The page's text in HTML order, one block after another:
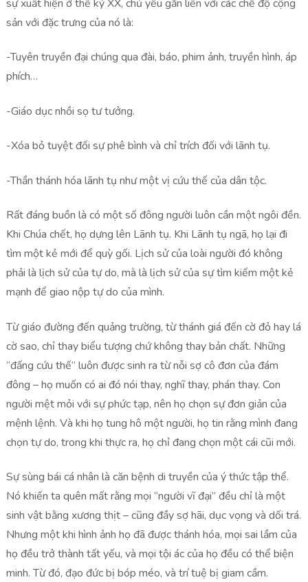
sự xuất hiện ở thế kỷ XX, chủ yếu gắn liền với các chế độ cộng
sản với đặc trưng của nó là:
-Tuyên truyền đại chúng qua đài, báo, phim ảnh, truyền hình, áp
phích…
-Giáo dục nhồi sọ tư tưởng.
-Xóa bỏ tuyệt đối sự phê bình và chỉ trích đối với lãnh tụ.
-Thần thánh hóa lãnh tụ như một vị cứu thế của dân tộc.
Rất đáng buồn là có một số đông người luôn cần một ngôi đền.
Khi Chúa chết, họ dựng lên Lãnh tụ. Khi Lãnh tụ ngã, họ lại đi
tìm một kẻ mới để quỳ gối. Lịch sử của loài người đó không
phải là lịch sử của tự do, mà là lịch sử của sự tìm kiếm một kẻ
mạnh để giao nộp tự do của mình.
Từ giáo đường đến quảng trường, từ thánh giá đến cờ đỏ hay lá
cờ sao, chỉ thay biểu tượng chứ không thay bản chất. Những
“đấng cứu thế” luôn được sinh ra từ nỗi sợ cô đơn của đám
đông – họ muốn có ai đó nói thay, nghĩ thay, phán thay. Con
người mệt mỏi với sự phức tạp, nên họ chọn sự đơn giản của
mệnh lệnh. Và khi họ tung hô một người, họ tin rằng mình đang
chọn tự do, trong khi thực ra, họ chỉ đang chọn một cái cũi mới.
Sự sùng bái cá nhân là căn bệnh di truyền của ý thức tập thể.
Nó khiến ta quên mất rằng mọi “người vĩ đại” đều chỉ là một
sinh vật bằng xương thịt – cũng đầy sợ hãi, dục vọng và dối trá.
Nhưng một khi hình ảnh họ đã được thánh hóa, mọi sai lầm của
họ đều trở thành tất yếu, và mọi tội ác của họ đều có thể biện
minh. Từ đó, đạo đức bị bóp méo, và trí tuệ bị giam cầm.